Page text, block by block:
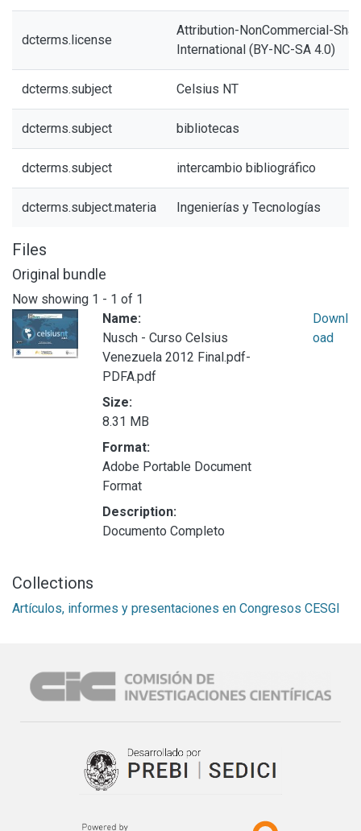
dcterms.license
Attribution-NonCommercial-
International (BY-NC-SA 4.0)
dcterms.subject Celsius NT
dcterms.subject bibliotecas
dcterms.subject intercambio bibliográfico
dcterms.subject.materia Ingenierías y Tecnologías
Files
Original bundle
Now showing 1 - 1 of 1
Name:
Nusch - Curso Celsius
Venezuela 2012 Final.pdf-
PDFA.pdf
Size:
8.31 MB
Format:
Adobe Portable Document
Format
Description:
Documento Completo
Downl
oad
Collections
Artículos, informes y presentaciones en Congresos CESGI